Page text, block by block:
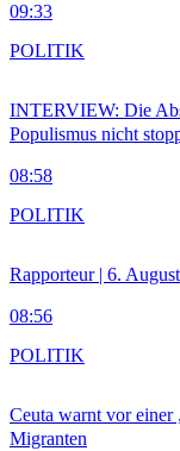
09:33
INTERVIEW: Die
Populismus nicht
08:58
POLITIK
Rapporteur | 6.
08:56
POLITIK
Ceuta warnt vor einer
Migranten
POLITIK